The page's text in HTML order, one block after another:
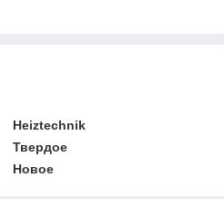
Heiztechnik
Твердое
Новое